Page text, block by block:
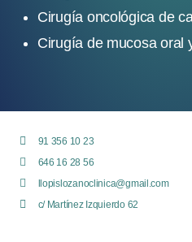
Cirugía oncológica de
Cirugía de mucosa oral
91 356 10 23
646 16 28 56
llopislozanoclinica@gmail.com
c/ Martínez Izquierdo 62